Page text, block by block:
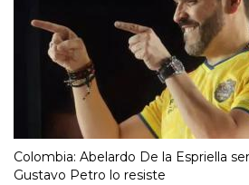
Colombia: Abelardo De la Espriella
Gustavo Petro lo resiste